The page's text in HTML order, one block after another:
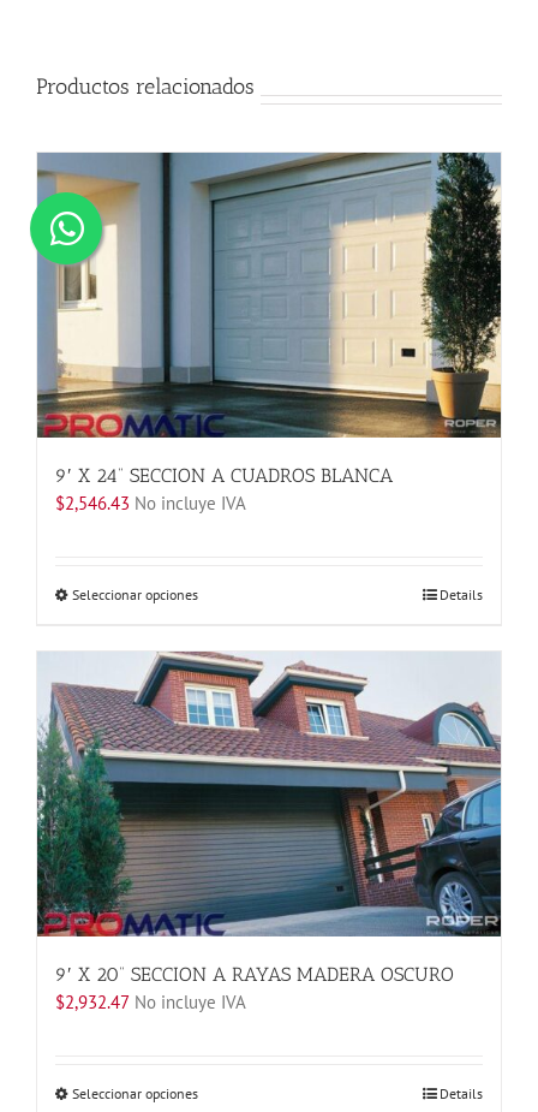
Productos relacionados
9′ X 24” SECCION A CUADROS BLANCA
$2,546.43 No incluye IVA
Seleccionar opcionesEste
tiene
múltiples
variantes.
Las
opciones
se
elegir
en
la
página
de
producto
Details
9′ X 20” SECCION A RAYAS MADERA OSCURO
$2,932.47 No incluye IVA
Seleccionar opcionesEste
Details